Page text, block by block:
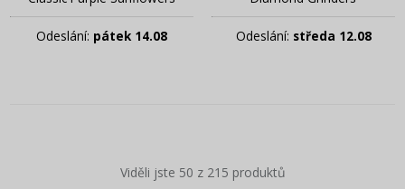
Odeslání: pátek 14.08 Odeslání: středa 12.08
Viděli jste 50 z 215 produktů